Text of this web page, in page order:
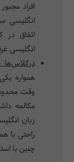
افراد
انگلیسی
اتفاق در
انگلیسی
همواره
وقت
مکالمه
زبان
راحتی با
چنین با